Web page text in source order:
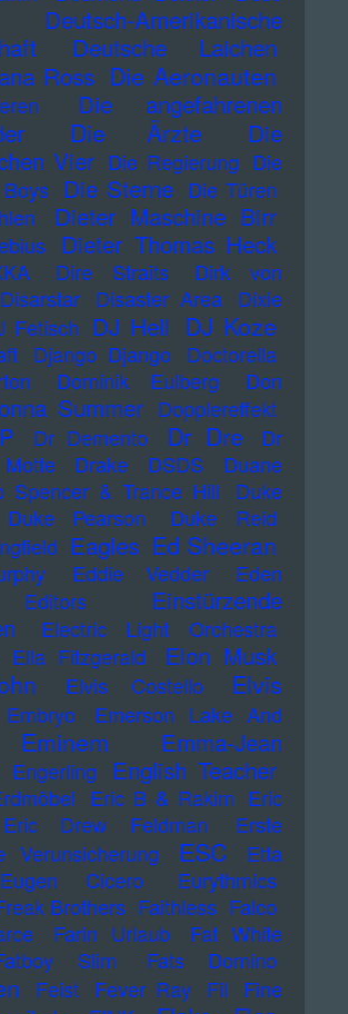
Deutsch-Amerikanische
Deutsche Laichen
Ross Die Aeronauten
Die angefahrenen
Die Ärzte
Die
Vier Die Regierung Die
Die Sterne Die Türen
Dieter Maschine Birr
Dieter Thomas Heck
Dire Straits
Dirk von
Disarstar Disaster Area
Dixie
Fetisch DJ Hell DJ Koze
Django Django
Doctorella
Dominik Eulberg
Don
Summer Dopplereffekt
Dr Demento Dr Dre
Dr
Drake DSDS
Duane
Spencer & Trance Hill
Duke
Duke Pearson
Duke Reid
Eagles Ed Sheeran
Eddie Vedder
Eden
Editors
Einstürzende
Electric Light Orchestra
Ella Fitzgerald Elon Musk
Elvis Costello
Elvis
Embryo
Emerson Lake And
Eminem
Emma-Jean
Engerling English Teacher
Eric B & Rakim Eric
Eric Drew Feldman
Erste
Verunsicherung
ESC
Etta
Eugen Cicero
Eurythmics
Brothers Faithless Falco
Farin Urlaub
Fat White
Slim Fats Domino
Feist Fever Ray Fil
Fine